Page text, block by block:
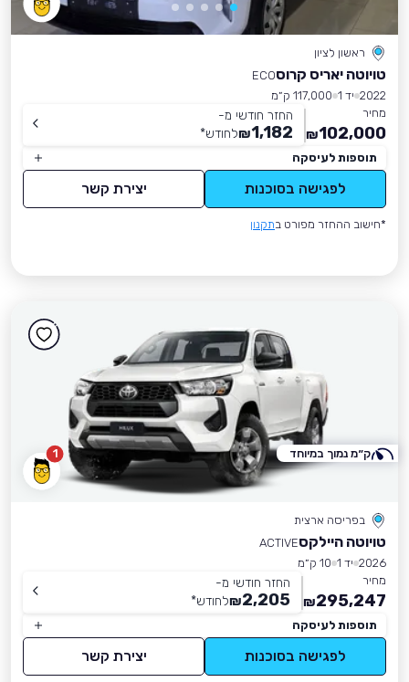
ראשון לציון
טויוטה יאריס קרוסECO
2022 יד 1
117,000 ק״מ
מחיר
102,000
₪
החזר חודשי מ-
1,182
₪לחודש*
תוספות לעיסקה
לפגישה בסוכנות יצירת קשר
*חישוב ההחזר מפורט בתקנון
1
בפריסה ארצית
טויוטה היילקסACTIVE
2026 יד 1
10 ק״מ
מחיר
295,247
₪
החזר חודשי מ-
2,205
₪לחודש*
תוספות לעיסקה
לפגישה בסוכנות יצירת קשר
ק״מ נמוך במיוחד